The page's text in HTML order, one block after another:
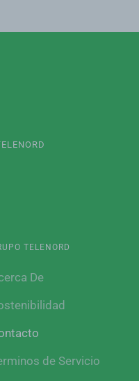
TELENORD
De
de Servicio